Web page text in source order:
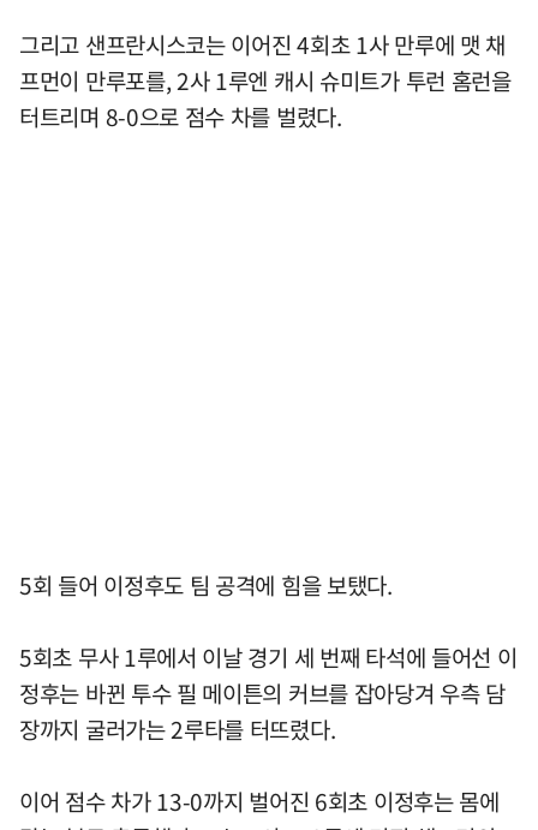
그리고 샌프란시스코는 이어진 4회초 1사 만루에 맷 채
프먼이 만루포를, 2사 1루엔 캐시 슈미트가 투런 홈런을
터트리며 8-0으로 점수 차를 벌렸다.
5회 들어 이정후도 팀 공격에 힘을 보탰다.
5회초 무사 1루에서 이날 경기 세 번째 타석에 들어선 이
정후는 바뀐 투수 필 메이튼의 커브를 잡아당겨 우측 담
장까지 굴러가는 2루타를 터뜨렸다.
이어 점수 차가 13-0까지 벌어진 6회초 이정후는 몸에